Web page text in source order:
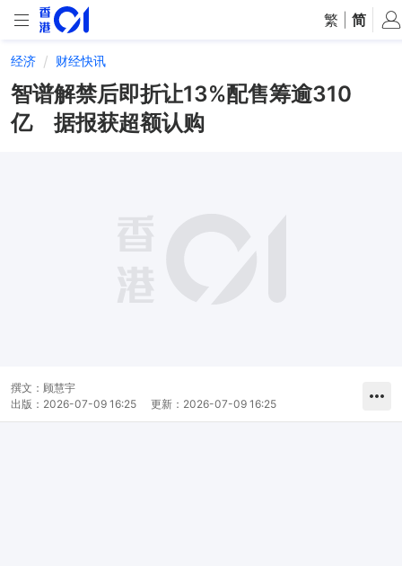
繁 简
经济 财经快讯
智谱解禁后即折让13%配售筹逾310
亿 据报获超额认购
撰文： 顾慧宇
出版： 2026-07-09 16:25 更新： 2026-07-09 16:25